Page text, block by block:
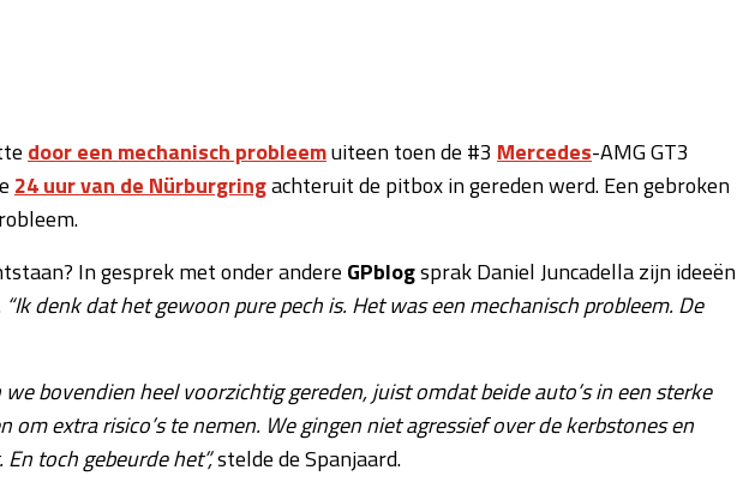
door een mechanisch probleemuiteen toen de #3 Mercedes-AMG GT3
24 uur van de Nürburgringachteruit de pitbox in gereden werd. Een gebroken
In gesprek met onder andere GPblogsprak Daniel Juncadella zijn ideeën
“Ik denk dat het gewoon pure pech is. Het was een mechanisch probleem. De
we bovendien heel voorzichtig gereden, juist omdat beide auto’s in een sterke
om extra risico’s te nemen. We gingen niet agressief over de kerbstones en
toch gebeurde het”,stelde de Spanjaard.